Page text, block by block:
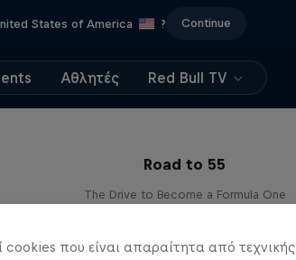
States of America ? Continue
Αθλητές Red Bull TV
Road to 55
The Drive to Become a Formula One
που είναι απαραίτητα από τεχνικής